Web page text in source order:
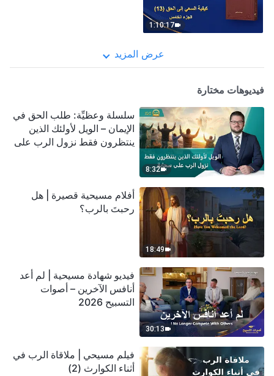
1:10:17
عرض المزيد
فيديوهات مختارة
8:32
سلسلة وعظيِّة: طلب الحق في
الإيمان – الويل لأولئك الذين
ينتظرون فقط نزول الرب على
18:49
أفلام مسيحية قصيرة | هل
رحبتَ بالرب؟
30:13
فيديو شهادة مسيحية | لم أعد
أنافس الآخرين – أصوات
التسبيح 2026
فيلم مسيحي | ملاقاة الرب في
أثناء الكوارث (2)